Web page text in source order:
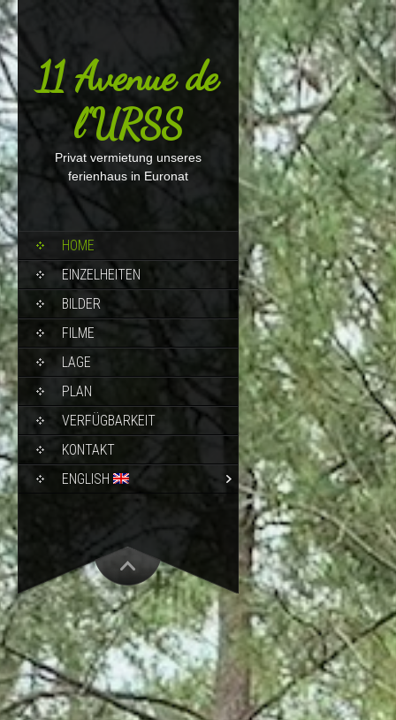
11 Avenue de
l'URSS
Privat vermietung unseres
ferienhaus in Euronat
HOME
EINZELHEITEN
BILDER
FILME
LAGE
PLAN
VERFÜGBARKEIT
KONTAKT
ENGLISH